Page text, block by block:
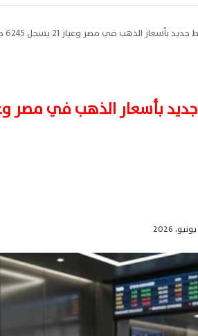
الذهب في مصر وعيار 21 يسجل 6245 جنيهًا اليوم